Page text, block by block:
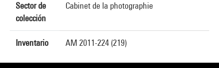
Sector de
colección
Cabinet de la photographie
Inventario AM 2011-224 (219)